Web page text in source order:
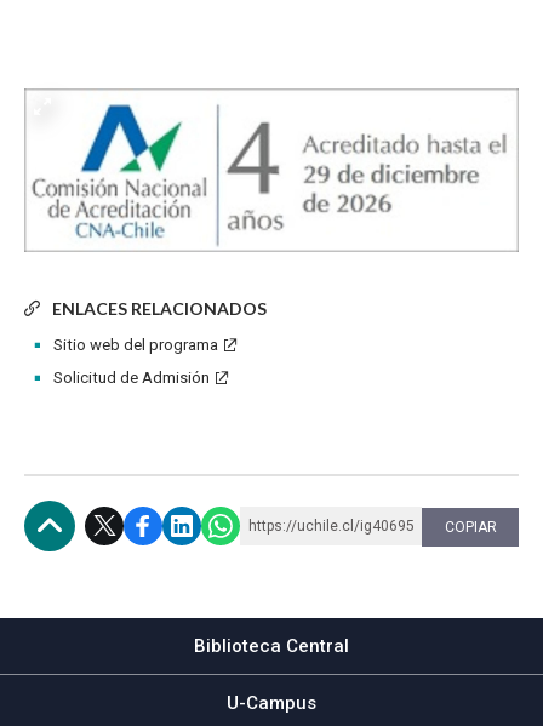
ENLACES RELACIONADOS
Sitio web del programa
Solicitud de Admisión
https://uchile.cl/ig40695 COPIAR
Biblioteca Central
U-Campus